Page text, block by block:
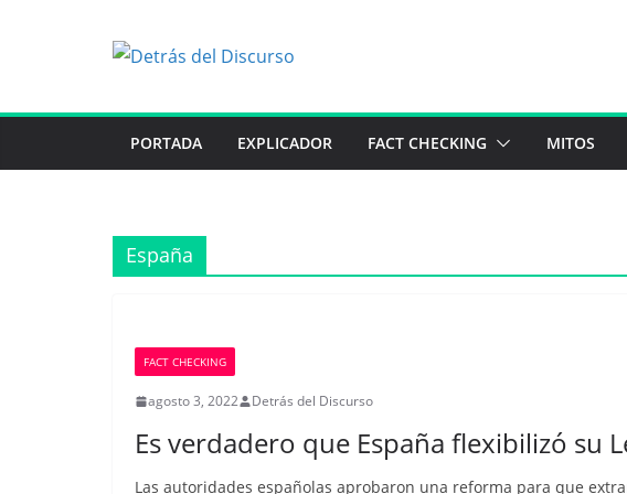
PORTADA EXPLICADOR FACT CHECKING MITOS
España
FACT CHECKING
agosto 3, 2022 Detrás del Discurso
Es verdadero que España flexibilizó su
Las autoridades españolas aprobaron una reforma para que